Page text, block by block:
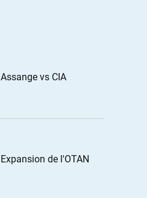
Assange vs CIA
Expansion de l'OTAN